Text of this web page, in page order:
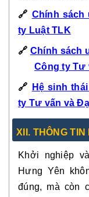
🔗 Chính sách
ty Luật TLK
🔗 Chính sách
Công ty Tư
🔗
Hệ sinh
ty Tư vấn và
XII. THÔNG
Khởi nghiệp
Hưng Yên
đúng, mà còn